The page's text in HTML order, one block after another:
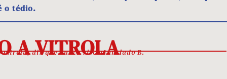
o tédio.
A VITROLA
vitrola, diz que nunca riscou um lado B.